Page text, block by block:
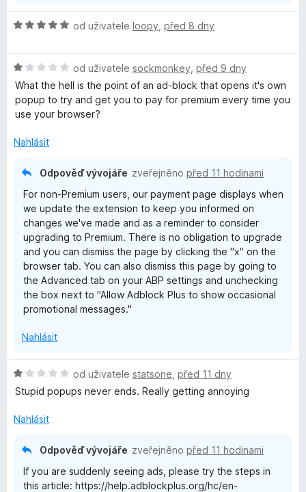
H
n
o
c
e
í
od uživatele loopy před 8 dny
H
o
d
n
c
od uživatele sockmonkey před 9 dny
What the hell is the point of an ad-block that opens it's own
popup to try and get you to pay for premium every time you
use your browser?
Nahlásit
Odpověď vývojáře zveřejněno před 11 hodinami
For non-Premium users, our payment page displays when
we update the extension to keep you informed on
changes we've made and as a reminder to consider
upgrading to Premium. There is no obligation to upgrade
and you can dismiss the page by clicking the "x" on the
browser tab. You can also dismiss this page by going to
the Advanced tab on your ABP settings and unchecking
the box next to "Allow Adblock Plus to show occasional
promotional messages."
Nahlásit
H
o
n
od uživatele statsone před 11 dny
Stupid popups never ends. Really getting annoying
Nahlásit
Odpověď vývojáře zveřejněno před 11 hodinami
If you are suddenly seeing ads, please try the steps in
this article: https://help.adblockplus.org/hc/en-